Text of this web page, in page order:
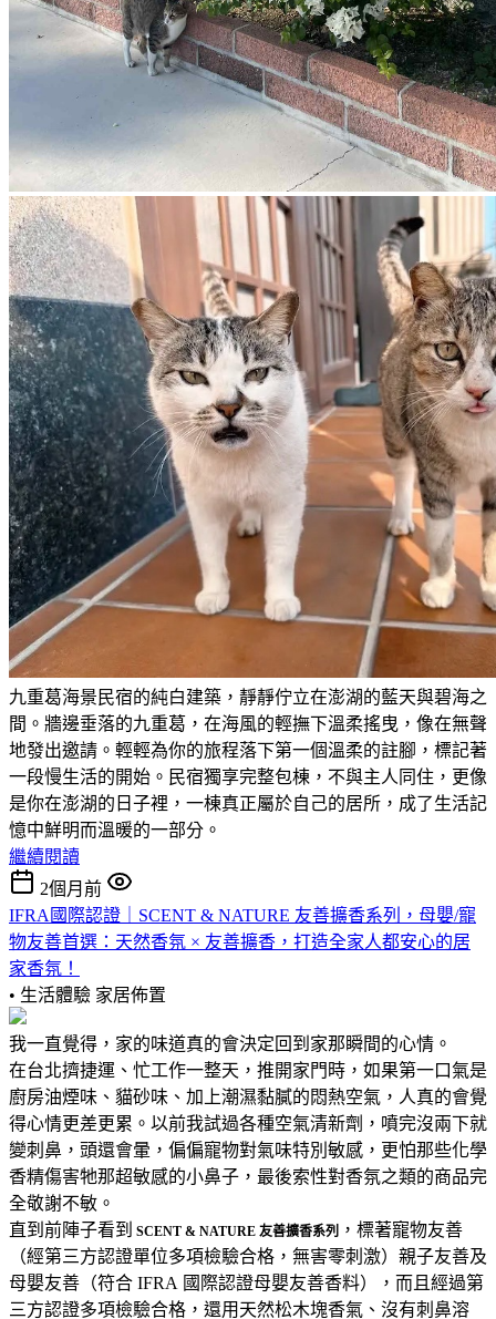
九重葛海景民宿的純白建築，靜靜佇立在澎湖的藍天與碧海之
間。牆邊垂落的九重葛，在海風的輕撫下溫柔搖曳，像在無聲
地發出邀請。輕輕為你的旅程落下第一個溫柔的註腳，標記著
一段慢生活的開始。民宿獨享完整包棟，不與主人同住，更像
是你在澎湖的日子裡，一棟真正屬於自己的居所，成了生活記
憶中鮮明而溫暖的一部分。
繼續閱讀
2個月前
IFRA國際認證｜SCENT & NATURE 友善擴香系列，母嬰/寵
物友善首選：天然香氛 × 友善擴香，打造全家人都安心的居
家香氛！
• 生活體驗 家居佈置
我一直覺得，家的味道真的會決定回到家那瞬間的心情。
在台北擠捷運、忙工作一整天，推開家門時，如果第一口氣是
廚房油煙味、貓砂味、加上潮濕黏膩的悶熱空氣，人真的會覺
得心情更差更累。以前我試過各種空氣清新劑，噴完沒兩下就
變刺鼻，頭還會暈，偏偏寵物對氣味特別敏感，更怕那些化學
香精傷害牠那超敏感的小鼻子，最後索性對香氛之類的商品完
全敬謝不敏。
直到前陣子看到 SCENT & NATURE 友善擴香系列 ，標著寵物友善
（經第三方認證單位多項檢驗合格，無害零刺激）親子友善及
母嬰友善（符合 IFRA 國際認證母嬰友善香料），而且經過第
三方認證多項檢驗合格，還用天然松木塊香氣、沒有刺鼻溶